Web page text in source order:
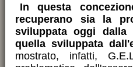
In questa
recuperano sia la
sviluppata oggi dalla
quella sviluppata
mostrato, infatti,